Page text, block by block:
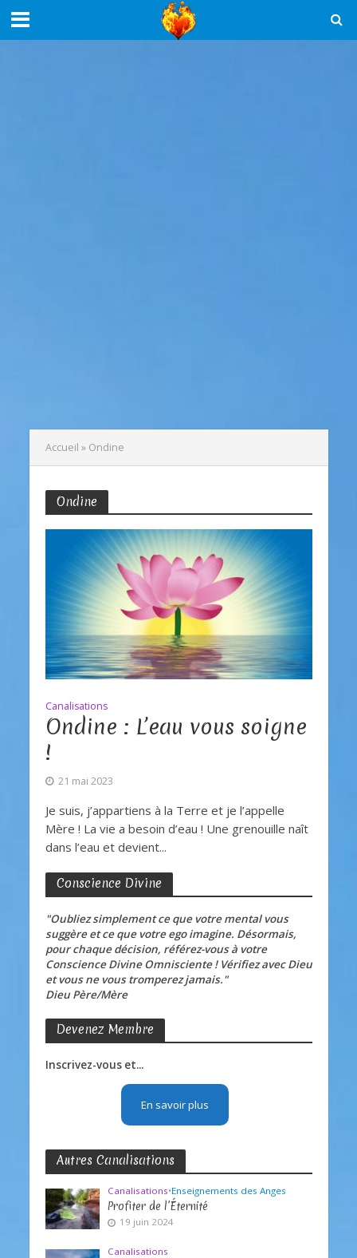
Accueil » Ondine
Ondine
Canalisations
Ondine : L’eau vous soigne
!
21 mai 2023
Je suis, j’appartiens à la Terre et je l’appelle
Mère ! La vie a besoin d’eau ! Une grenouille naît
dans l’eau et devient...
Conscience Divine
"Oubliez simplement ce que votre mental vous
suggère et ce que votre ego imagine. Désormais,
pour chaque décision, référez-vous à votre
Conscience Divine Omnisciente ! Vérifiez avec Dieu
et vous ne vous tromperez jamais."
Dieu Père/Mère
Devenez Membre
Inscrivez-vous et...
En savoir plus
Autres Canalisations
Canalisations•Enseignements des Anges
Profiter de l’Éternité
19 juin 2024
Canalisations